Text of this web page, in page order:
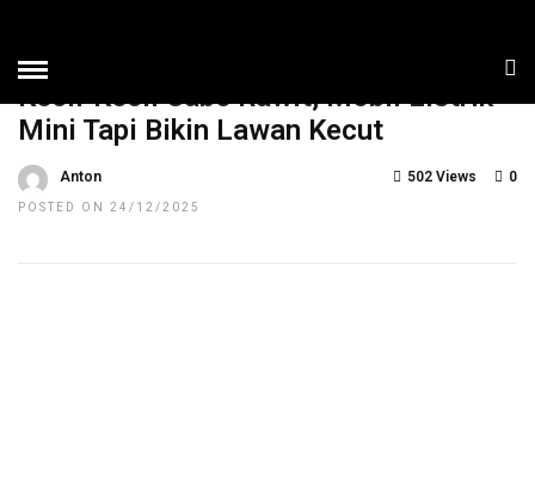
Kecil-Kecil Cabe Rawit, Mobil Listrik
Mini Tapi Bikin Lawan Kecut
Anton
POSTED ON 24/12/2025
0
502 Views